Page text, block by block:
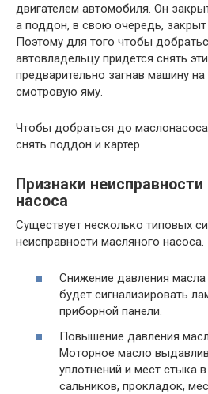
двигателем автомобиля. Он
а поддон, в свою очередь, закрыт
Поэтому для того чтобы
автовладельцу придётся снять
предварительно загнав машину на
смотровую яму.
Чтобы добраться до
снять поддон и картер
Признаки
насоса
Существует несколько типовых
неисправности масляного
Снижение давления масла
будет сигнализировать
приборной панели.
Повышение давления
Моторное масло
уплотнений и мест стыка
сальников, прокладок,